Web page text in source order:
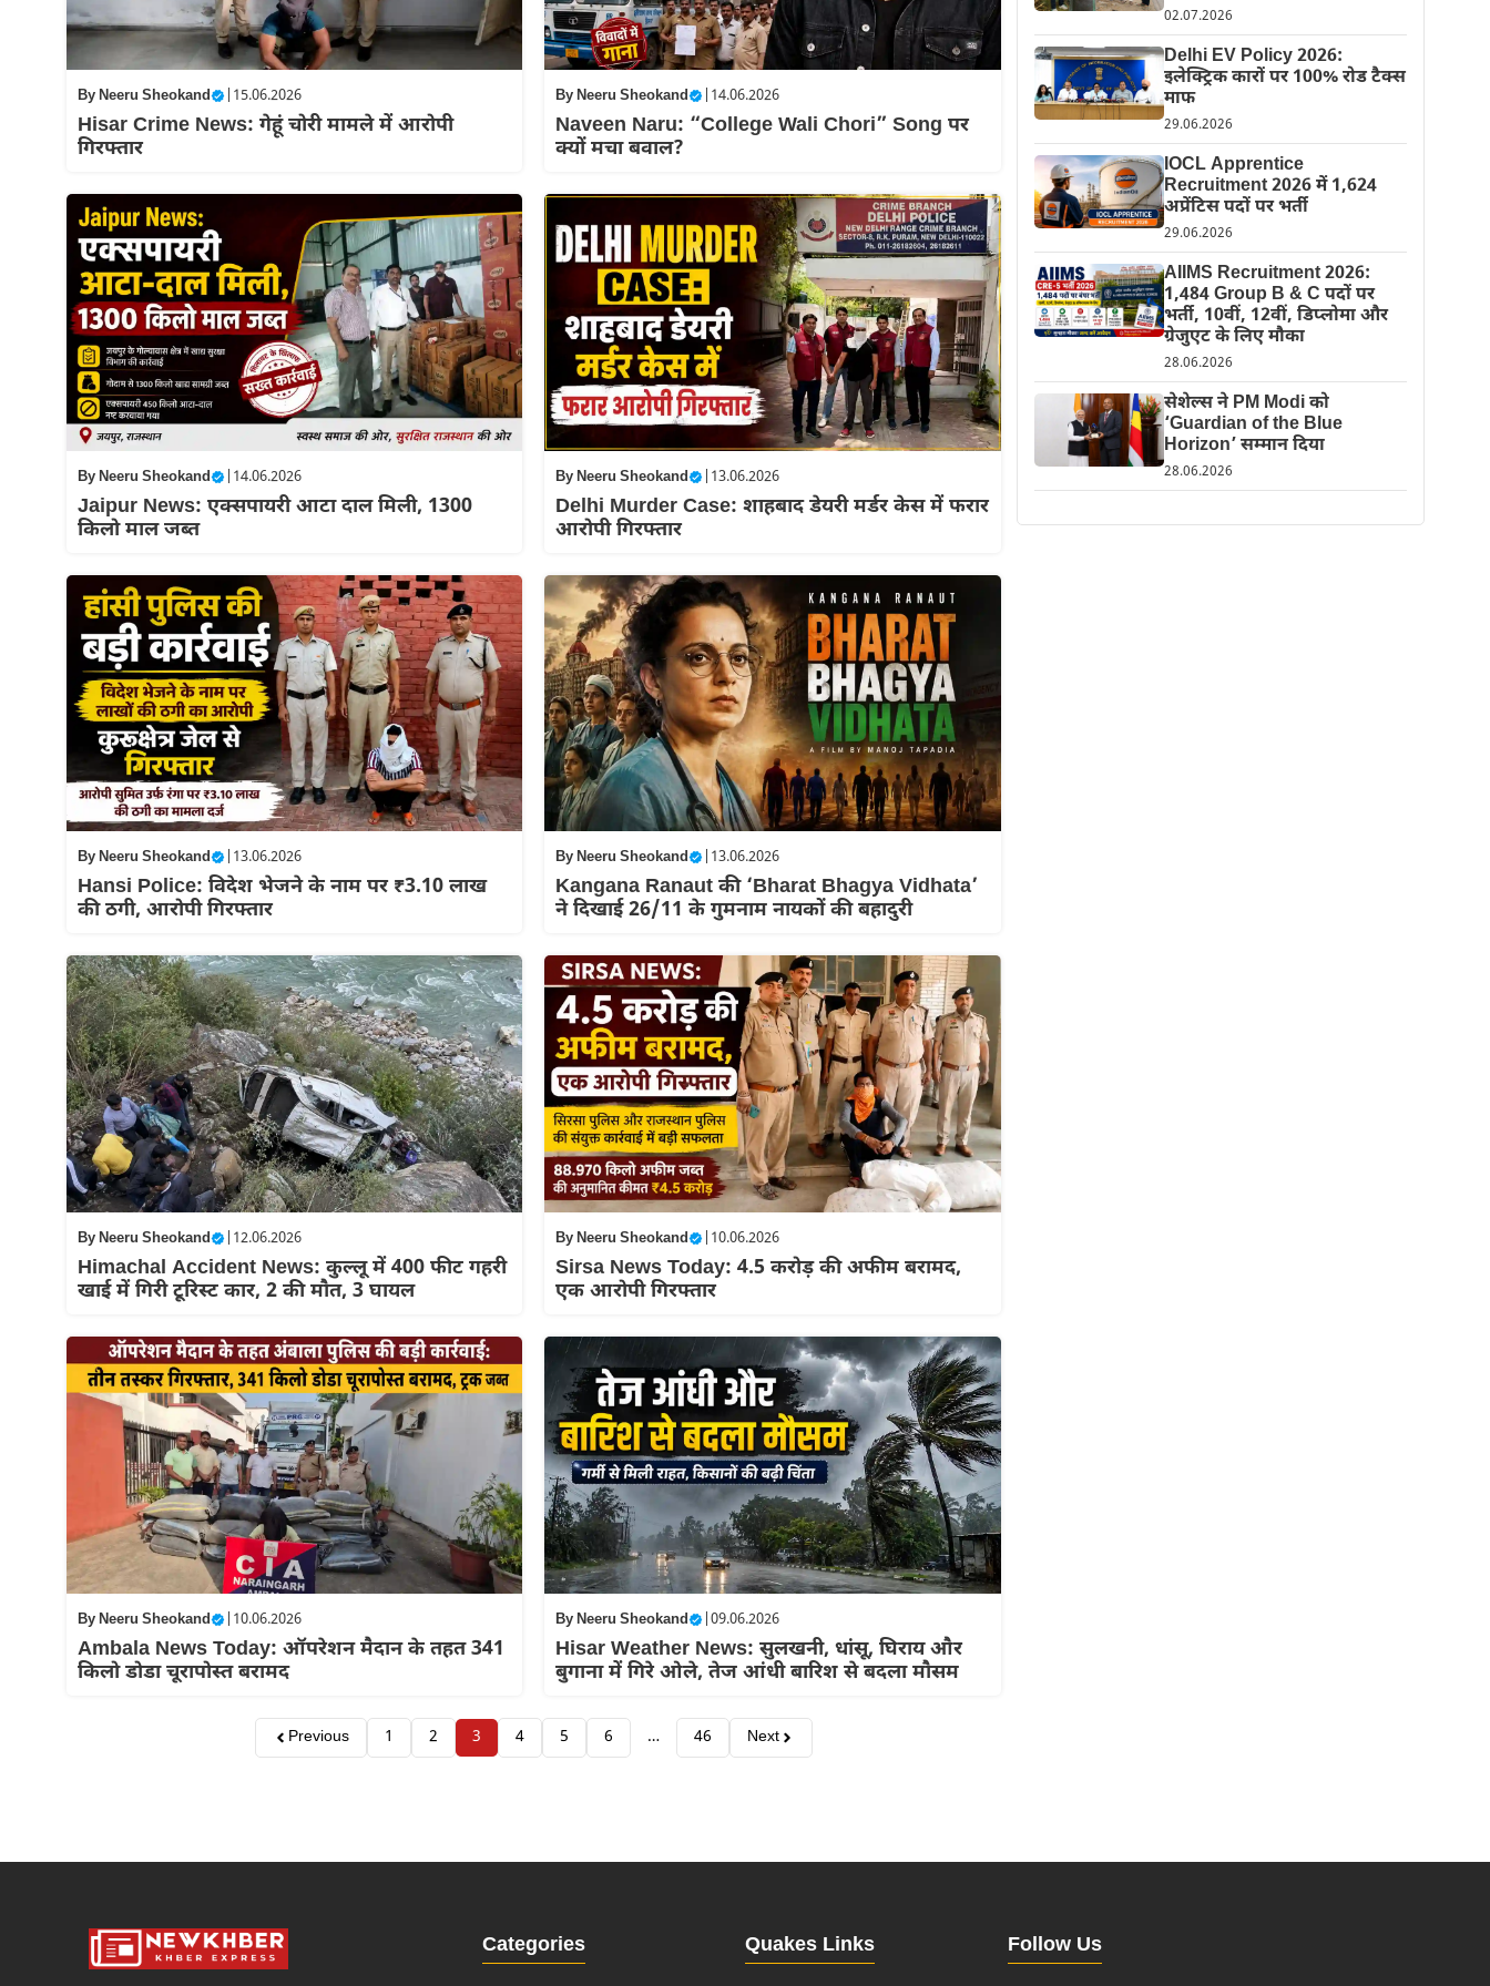
ByNeeru Sheokand | 15.06.2026
Hisar Crime News: गेहूं चोरी मामले में आरोपी
गिरफ्तार
ByNeeru Sheokand 14.06.2026
Naveen Naru: “College Wali Chori” Song पर
क्यों मचा बवाल?
ByNeeru Sheokand | 14.06.2026
Jaipur News: एक्सपायरी आटा दाल मिली, 1300
किलो माल जब्त
ByNeeru Sheokand 13.06.2026
Delhi Murder Case: शाहबाद डेयरी मर्डर केस में फरार
आरोपी गिरफ्तार
ByNeeru Sheokand | 13.06.2026
Hansi Police: विदेश भेजने के नाम पर ₹3.10 लाख
की ठगी, आरोपी गिरफ्तार
ByNeeru Sheokand 13.06.2026
Kangana Ranaut की ‘Bharat Bhagya Vidhata’
ने दिखाई 26/11 के गुमनाम नायकों की बहादुरी
ByNeeru Sheokand | 12.06.2026
Himachal Accident News: कुल्लू में 400 फीट गहरी
खाई में गिरी टूरिस्ट कार, 2 की मौत, 3 घायल
ByNeeru Sheokand 10.06.2026
Sirsa News Today: 4.5 करोड़ की अफीम बरामद,
एक आरोपी गिरफ्तार
ByNeeru Sheokand | 10.06.2026
Ambala News Today: ऑपरेशन मैदान के तहत 341
किलो डोडा चूरापोस्त बरामद
ByNeeru Sheokand |09.06.2026
Hisar Weather News: सुलखनी, धांसू, घिराय और
बुगाना में गिरे ओले, तेज आंधी बारिश से बदला मौसम
Previous 1 2 3 4 5 6 … 46 Next
02.07.2026
Delhi EV Policy 2026:
इलेक्ट्रिक कारों पर 100% रोड टैक्स
माफ
29.06.2026
IOCL Apprentice
Recruitment 2026 में 1,624
अप्रेंटिस पदों पर भर्ती
29.06.2026
AIIMS Recruitment 2026:
1,484 Group B & C पदों पर
भर्ती, 10वीं, 12वीं, डिप्लोमा और
ग्रेजुएट के लिए मौका
28.06.2026
सेशेल्स ने PM Modi को
‘Guardian of the Blue
Horizon’ सम्मान दिया
28.06.2026
Categories Quakes Links Follow Us